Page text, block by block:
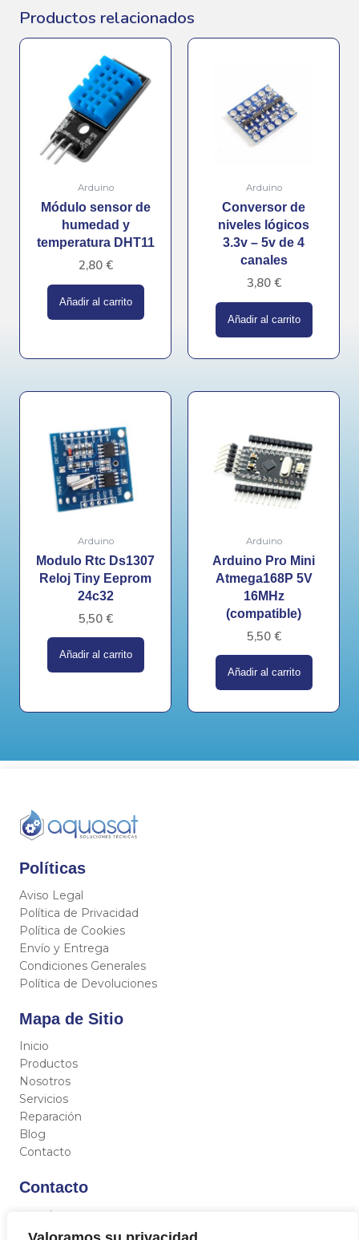
Productos relacionados
Arduino
Módulo sensor de
humedad y
temperatura DHT11
2,80 €
Añadir al carrito
Arduino
Conversor de
niveles lógicos
3.3v – 5v de 4
canales
3,80 €
Añadir al carrito
Arduino
Modulo Rtc Ds1307
Reloj Tiny Eeprom
24c32
5,50 €
Añadir al carrito
Arduino
Arduino Pro Mini
Atmega168P 5V
16MHz
(compatible)
5,50 €
Añadir al carrito
Políticas
Aviso Legal
Política de Privacidad
Política de Cookies
Envío y Entrega
Condiciones Generales
Política de Devoluciones
Mapa de Sitio
Inicio
Productos
Nosotros
Servicios
Reparación
Blog
Contacto
Contacto
C/ Miguel Hernández 12, 46717 - La Font d’En Carròs
(Valencia)